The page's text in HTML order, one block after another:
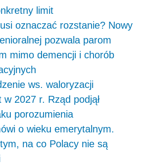
limit
oznaczać rozstanie? Nowy
pozwala parom
mimo demencji i chorób
ws. waloryzacji
2027 r. Rząd podjął
porozumienia
o wieku emerytalnym.
tym, na co Polacy nie są